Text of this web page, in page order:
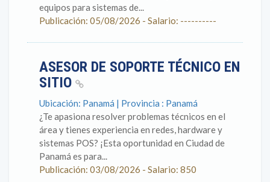
equipos para sistemas de...
Publicación: 05/08/2026 - Salario: ----------
ASESOR DE SOPORTE TÉCNICO EN
SITIO
Ubicación: Panamá | Provincia : Panamá
¿Te apasiona resolver problemas técnicos en el
área y tienes experiencia en redes, hardware y
sistemas POS? ¡Esta oportunidad en Ciudad de
Panamá es para...
Publicación: 03/08/2026 - Salario: 850